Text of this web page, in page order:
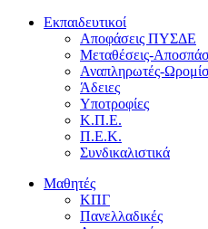
Εκπαιδευτικοί
Αποφάσεις ΠΥΣΔΕ
Μεταθέσεις-
Αναπληρωτές-
Άδειες
Υποτροφίες
Κ.Π.Ε.
Π.Ε.Κ.
Συνδικαλιστικά
Μαθητές
ΚΠΓ
Πανελλαδικές